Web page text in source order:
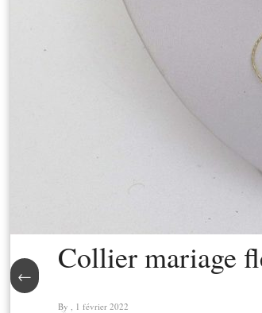
← Collier mariage
By , 1 février 2022